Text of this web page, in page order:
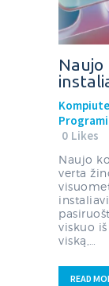
Naujo
0 Likes
Naujo
verta
viskuo
viską,…
READ